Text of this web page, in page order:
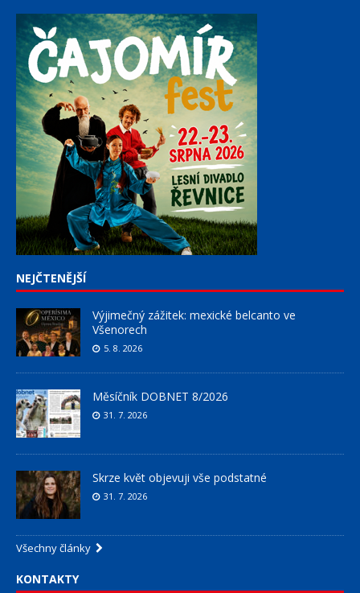
NEJČTENĚJŠÍ
Výjimečný zážitek: mexické belcanto ve
Všenorech
5. 8. 2026
Měsíčník DOBNET 8/2026
31. 7. 2026
Skrze květ objevuji vše podstatné
31. 7. 2026
Všechny články
KONTAKTY